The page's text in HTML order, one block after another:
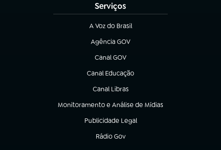
Serviços
A Voz do Brasil
(abre em nova aba)
Agência GOV
(abre em nova aba)
Canal GOV
(abre em nova aba)
Canal Educação
(abre em nova aba)
Canal Libras
(abre em nova aba)
Monitoramento e Análise de Mídias
(abre em nova aba)
Publicidade Legal
(abre em nova aba)
Rádio Gov
(abre em nova aba)